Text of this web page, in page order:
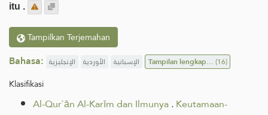
itu .
Tampilkan Terjemahan
Bahasa: الإنجليزية الأوردية الإسبانية Tampilan lengkap...(16)
Klasifikasi
Al-Qur`ān Al-Karīm dan Ilmunya.Keutamaan-